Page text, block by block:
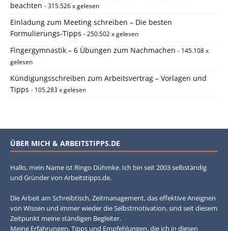
beachten - 315.526 x gelesen
Einladung zum Meeting schreiben – Die besten
Formulierungs-Tipps - 250.502 x gelesen
Fingergymnastik – 6 Übungen zum Nachmachen - 145.108 x
gelesen
Kündigungsschreiben zum Arbeitsvertrag – Vorlagen und
Tipps - 105.283 x gelesen
ÜBER MICH & ARBEITSTIPPS.DE
Hallo, mein Name ist Ringo Dühmke. Ich bin seit 2003 selbständig
und Gründer von Arbeitstipps.de.
Die Arbeit am Schreibtisch, Zeitmanagement, das effektive Aneignen
von Wissen und immer wieder die Selbstmotivation, sind seit diesem
Zeitpunkt meine ständigen Begleiter.
Meine Erfahrungen, Tipps und Empfehlungen, die ich in diesen